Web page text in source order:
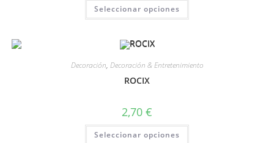
Seleccionar opciones
Decoración, Decoración & Entretenimiento
ROCIX
2,70 €
Seleccionar opciones